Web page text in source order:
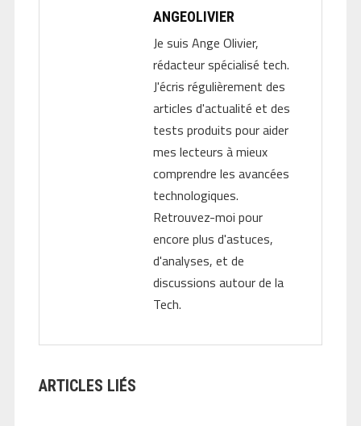
ANGEOLIVIER
Je suis Ange Olivier,
rédacteur spécialisé tech.
J'écris régulièrement des
articles d'actualité et des
tests produits pour aider
mes lecteurs à mieux
comprendre les avancées
technologiques.
Retrouvez-moi pour
encore plus d'astuces,
d'analyses, et de
discussions autour de la
Tech.
ARTICLES LIÉS